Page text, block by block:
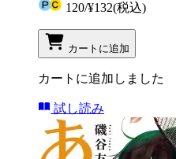
120/¥132(税込)
カートに追加
カートに追加しました
試し読み